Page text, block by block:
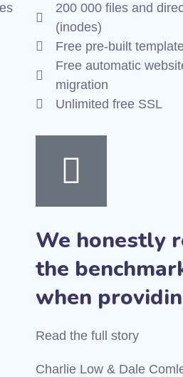
200 000 files and
(inodes)
Free pre-built
Free automatic
migration
Unlimited free SSL
We honestly
the
when
Read the full story
Charlie Low & Dale